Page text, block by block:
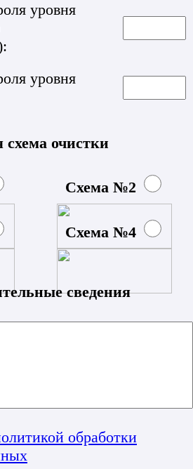
уровня
уровня
очистки
Схема №2
Схема №4
сведения
обработки